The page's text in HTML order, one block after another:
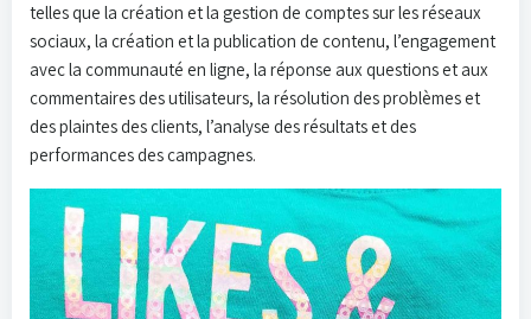
telles que la création et la gestion de comptes sur les réseaux
sociaux, la création et la publication de contenu, l’engagement
avec la communauté en ligne, la réponse aux questions et aux
commentaires des utilisateurs, la résolution des problèmes et
des plaintes des clients, l’analyse des résultats et des
performances des campagnes.